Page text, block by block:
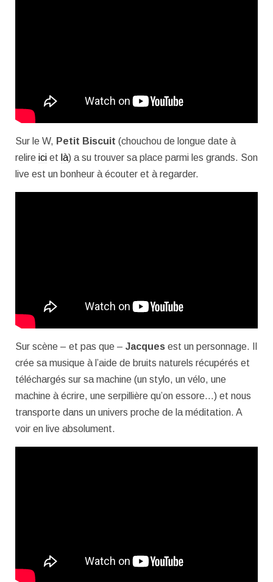
Sur le W, Petit Biscuit (chouchou de longue date à
relire ici et là) a su trouver sa place parmi les grands. Son
live est un bonheur à écouter et à regarder.
Sur scène – et pas que – Jacques est un personnage. Il
crée sa musique à l’aide de bruits naturels récupérés et
téléchargés sur sa machine (un stylo, un vélo, une
machine à écrire, une serpillière qu’on essore…) et nous
transporte dans un univers proche de la méditation. A
voir en live absolument.